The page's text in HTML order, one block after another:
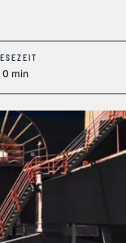
0 min